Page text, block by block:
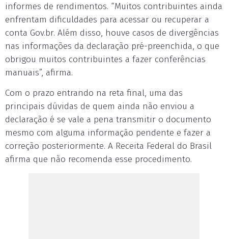
informes de rendimentos. “Muitos contribuintes ainda
enfrentam dificuldades para acessar ou recuperar a
conta Gov.br. Além disso, houve casos de divergências
nas informações da declaração pré-preenchida, o que
obrigou muitos contribuintes a fazer conferências
manuais”, afirma.
Com o prazo entrando na reta final, uma das
principais dúvidas de quem ainda não enviou a
declaração é se vale a pena transmitir o documento
mesmo com alguma informação pendente e fazer a
correção posteriormente. A Receita Federal do Brasil
afirma que não recomenda esse procedimento.